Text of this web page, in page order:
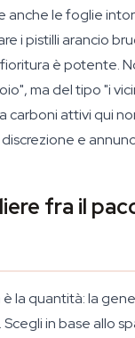
anche le foglie
i pistilli arancio
è potente.
ma del tipo "i
carboni attivi qui
e
fra il
la quantità: la
in base allo